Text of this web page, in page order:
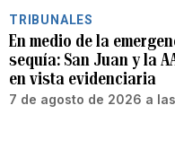
TRIBUNALES
En medio de la
sequía: San Juan y la
en vista evidenciaria
7 de agosto de 2026 a las